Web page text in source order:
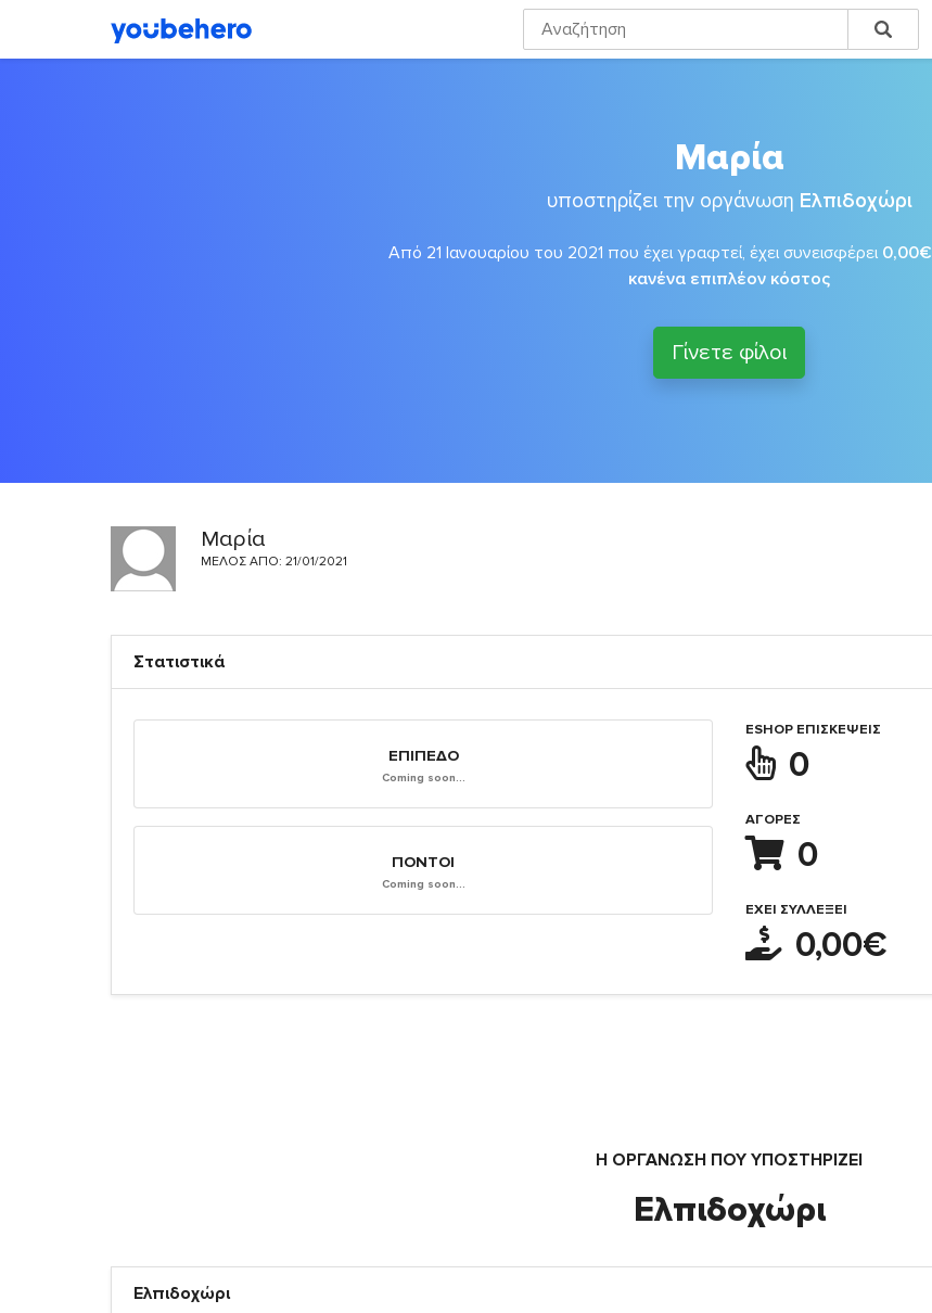
Μαρία
υποστηρίζει την οργάνωση Ελπιδοχώρι
Από 21 Ιανουαρίου του 2021 που έχει γραφτεί, έχει συνεισφέρει 0,00€
κανένα επιπλέον κόστος
Γίνετε φίλοι
Μαρία
ΜΈΛΟΣ ΑΠΌ: 21/01/2021
Στατιστικά
ΕΠΊΠΕΔΟ
Coming soon...
ΠΌΝΤΟΙ
Coming soon...
ESHOP ΕΠΙΣΚΈΨΕΙΣ
0
ΑΓΟΡΈΣ
0
ΈΧΕΙ ΣΥΛΛΈΞΕΙ
0,00€
Η ΟΡΓΆΝΩΣΗ ΠΟΥ ΥΠΟΣΤΗΡΙΖΕΙ
Ελπιδοχώρι
Ελπιδοχώρι